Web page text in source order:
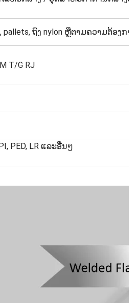
pallets, ຖົງ nylon ຫຼືຕາມຄວາມຕ້ອງກາ
T/G RJ
PED, LR ແລະອື່ນໆ